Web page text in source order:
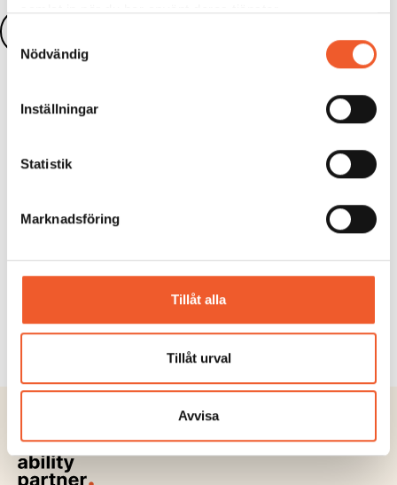
samlat in när du har använt deras tjänster.
Nödvändig
Inställningar
Statistik
Marknadsföring
Tillåt alla
Tillåt urval
Avvisa
desinformation 2026
informationspåverkan och samhällelig
Läs mer